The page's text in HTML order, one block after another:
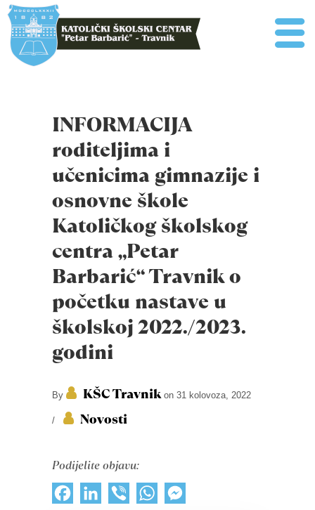
INFORMACIJA
roditeljima i
učenicima gimnazije i
osnovne škole
Katoličkog školskog
centra „Petar
Barbarić“ Travnik o
početku nastave u
školskoj 2022./2023.
godini
By KŠC Travnikon 31 kolovoza, 2022
/ Novosti
Podijelite objavu:
FacebookLinkedInViber WhatsApp